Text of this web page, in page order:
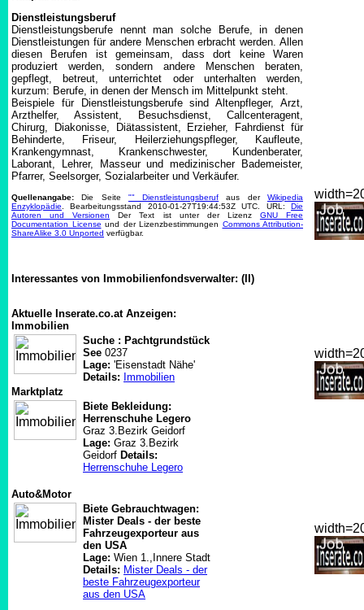
Dienstleistungsberuf
Dienstleistungsberufe nennt man solche Berufe, in denen
Dienstleistungen für andere Menschen erbracht werden. Allen
diesen Berufen ist gemeinsam, dass dort keine Waren
produziert werden, sondern andere Menschen beraten,
gepflegt, betreut, unterrichtet oder unterhalten werden,
kurzum: Berufe, in denen der Mensch im Mittelpunkt steht.
Beispiele für Dienstleistungsberufe sind Altenpfleger, Arzt,
Arzthelfer, Assistent, Besuchsdienst, Callcenteragent,
Chirurg, Diakonisse, Diätassistent, Erzieher, Fahrdienst für
Behinderte, Friseur, Heilerziehungspfleger, Kaufleute,
Krankengymnast, Krankenschwester, Kundenberater,
Laborant, Lehrer, Masseur und medizinischer Bademeister,
Pfarrer, Seelsorger, Sozialarbeiter und Verkäufer.
Quellenangabe:Die Seite "" Dienstleistungsberuf aus derWikipedia
Enzyklopädie . Bearbeitungsstand 2010-01-27T19:44:53Z UTC. URL: Die
Autoren und Versionen
Der Text ist unter der Lizenz GNU Free
Documentation License und der Lizenzbestimmungen Commons Attribution-
ShareAlike 3.0 Unported verfügbar.
Interessantes von Immobilienfondsverwalter: (II)
Aktuelle Inserate.co.at Anzeigen:
Immobilien
Suche : Pachtgrundstück
See 0237
Lage: 'Eisenstadt Nähe'
Details: Immobilien
Marktplatz
Biete Bekleidung:
Herrenschuhe Legero
Graz 3.Bezirk Geidorf
Lage: Graz 3.Bezirk
Geidorf Details:
Herrenschuhe Legero
Auto&Motor
Biete Gebrauchtwagen:
Mister Deals - der beste
Fahrzeugexporteur aus
den USA
Lage: Wien 1.,Innere Stadt
Details: Mister Deals - der
beste Fahrzeugexporteur
aus den USA